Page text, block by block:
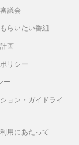
議会
らいたい番組
画
リシー
ー
ョン・ガイドライ
用にあたって